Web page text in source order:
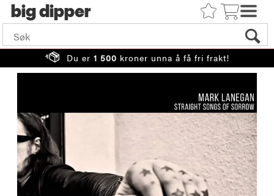
big
Du er 1 500 kroner unna å få fri frakt!